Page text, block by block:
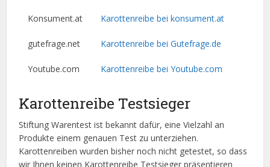
Konsument.at Karottenreibe bei konsument.at
gutefrage.net Karottenreibe bei Gutefrage.de
Youtube.com Karottenreibe bei Youtube.com
Karottenreibe Testsieger
Stiftung Warentest ist bekannt dafür, eine Vielzahl an
Produkte einem genauen Test zu unterziehen.
Karottenreiben wurden bisher noch nicht getestet, so dass
wir Ihnen keinen Karottenreibe Testsieger präsentieren